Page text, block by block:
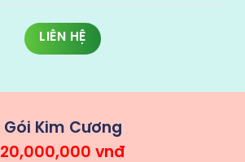
LIÊN HỆ
Gói Kim Cương
20,000,000 vnđ